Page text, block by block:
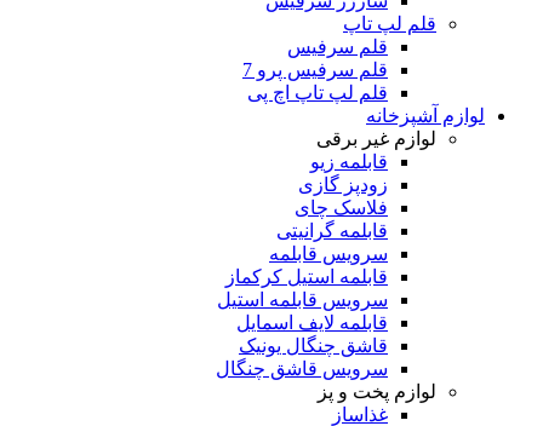
قلم لپ تاپ
قلم سرفیس
قلم سرفیس پرو 7
قلم لپ تاپ اچ پی
لوازم آشپزخانه
لوازم غیر برقی
قابلمه زیو
زودپز گازی
فلاسک چای
قابلمه گرانیتی
سرویس قابلمه
قابلمه استیل کرکماز
سرویس قابلمه استیل
قابلمه لایف اسمایل
قاشق چنگال یونیک
سرویس قاشق چنگال
لوازم پخت و پز
غذاساز